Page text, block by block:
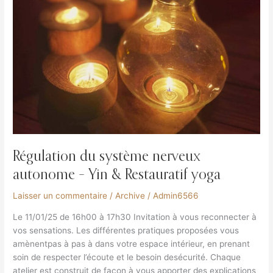
Régulation du système nerveux
autonome – Yin & Restauratif yoga
Laisser un commentaire / Archive / Admin6566
Le 11/01/25 de 16h00 à 17h30 Invitation à vous reconnecter à
vos sensations. Les différentes pratiques proposées vous
amènentpas à pas à dans votre espace intérieur, en prenant
soin de respecter l’écoute et le besoin desécurité. Chaque
atelier est construit de façon à vous apporter des explications